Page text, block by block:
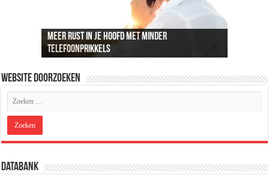
Meer rust in je hoofd met minder
telefoonprikkels
Recreatief doelschieten groeit uit tot een
populaire vrijetijdsbesteding
Loungeset kopen: 9 tips voor het uitzoeken van
de juiste set
De beste audio en beelden thuis: dit heb je
hiervoor nodig
ADSL snelheid uitgelegd: wat je kunt
verwachten van je internetverbinding
Website Doorzoeken
Databank